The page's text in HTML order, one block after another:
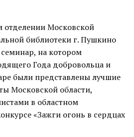
отделении Московской
библиотеки г. Пушкино
семинар, на котором
Года добровольца и
были представлены лучшие
Московской области,
в областном
«Зажги огонь в сердцах